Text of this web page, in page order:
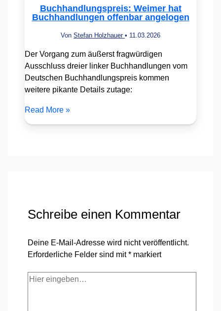
Buchhandlungspreis: Weimer hat
Buchhandlungen offenbar angelogen
Von Stefan Holzhauer • 11.03.2026
Der Vorgang zum äußerst fragwürdigen
Ausschluss dreier linker Buchhandlungen vom
Deutschen Buchhandlungspreis kommen
weitere pikante Details zutage:
Read More »
Schreibe einen Kommentar
Deine E-Mail-Adresse wird nicht veröffentlicht.
Erforderliche Felder sind mit* markiert
Hier